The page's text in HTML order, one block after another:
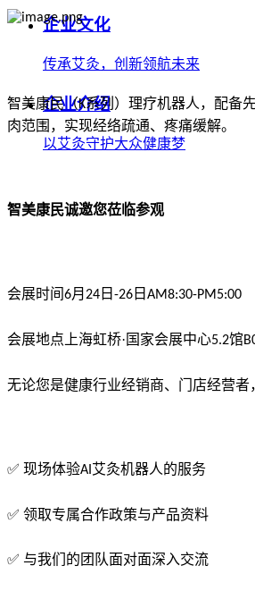
企业文化
传承艾灸，创新领航未来
企业介绍
以艾灸守护大众健康梦
智美康民（K系列）理疗机器人，配备
肉范围，实现经络疏通、疼痛缓解。
智美康民诚邀您莅临参观
会展时间6月 24 日 -26 日 AM8:30-PM5:00
会展地点上海虹桥·国家会展中心5.2馆
无论您是健康行业经销商、门店经营者
✅ 现场体验AI 艾灸机器人的服务
✅ 领取专属合作政策与产品资料
✅ 与我们的团队面对面深入交流